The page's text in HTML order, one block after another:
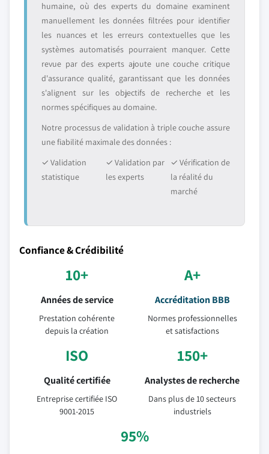
humaine, où des experts du domaine examinent
manuellement les données filtrées pour identifier
les nuances et les erreurs contextuelles que les
systèmes automatisés pourraient manquer. Cette
revue par des experts ajoute une couche critique
d'assurance qualité, garantissant que les données
s'alignent sur les objectifs de recherche et les
normes spécifiques au domaine.
Notre processus de validation à triple couche assure
une fiabilité maximale des données :
✓ Validation
statistique
✓ Validation par
les experts
✓ Vérification de
la réalité du
marché
Confiance & Crédibilité
10+
Années de service
Prestation cohérente
depuis la création
A+
Accréditation BBB
Normes professionnelles
et satisfactions
ISO
Qualité certifiée
Entreprise certifiée ISO
9001-2015
150+
Analystes de recherche
Dans plus de 10 secteurs
industriels
95%